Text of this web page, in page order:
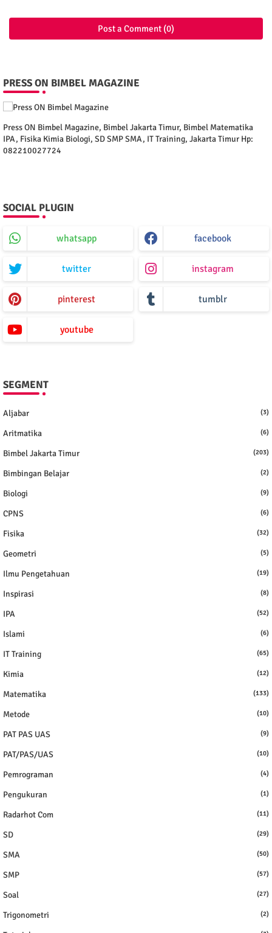
Post a Comment (0)
PRESS ON BIMBEL MAGAZINE
Press ON Bimbel Magazine, Bimbel Jakarta Timur, Bimbel Matematika
IPA, Fisika Kimia Biologi, SD SMP SMA, IT Training, Jakarta Timur Hp:
082210027724
SOCIAL PLUGIN
whatsapp facebook
twitter instagram
pinterest tumblr
youtube
SEGMENT
Aljabar (3)
Aritmatika (6)
Bimbel Jakarta Timur (203)
Bimbingan Belajar (2)
Biologi (9)
CPNS (6)
Fisika (32)
Geometri (5)
Ilmu Pengetahuan (19)
Inspirasi (8)
IPA (52)
Islami (6)
IT Training (65)
Kimia (12)
Matematika (133)
Metode (10)
PAT PAS UAS (9)
PAT/PAS/UAS (10)
Pemrograman (4)
Pengukuran (1)
Radarhot Com (11)
SD (29)
SMA (50)
SMP (57)
Soal (27)
Trigonometri (2)